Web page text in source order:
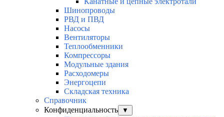
Шинопроводы
РВД и ПВД
Насосы
Вентиляторы
Теплообменники
Компрессоры
Модульные здания
Расходомеры
Энергоцепи
Складская техника
Справочник
Конфиденциальность
▼